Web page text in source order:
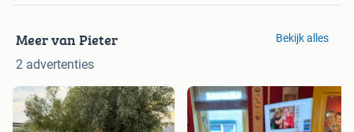
Meer van Pieter
2 advertenties
Bekijk alles